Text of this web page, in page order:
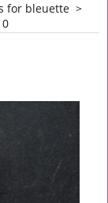
for bleuette >